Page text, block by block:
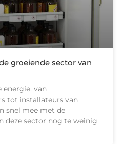
groeiende sector van
energie, van
tot installateurs van
snel mee met de
deze sector nog te weinig